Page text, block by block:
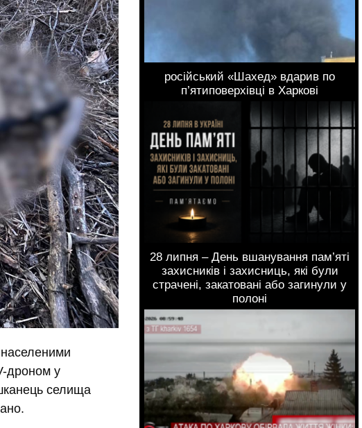
населеними
дроном у
селища
російський «Шахед» вдарив по
п’ятиповерхівці в Харкові
28 липня – День вшанування пам’яті
захисників і захисниць, які були
страчені, закатовані або загинули у
полоні